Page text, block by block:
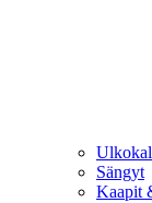
Sängyt
Kaapit